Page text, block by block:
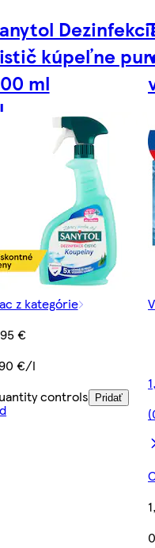
kúpeľne
ml
z kategórie
€
€/l
controls
Pridať